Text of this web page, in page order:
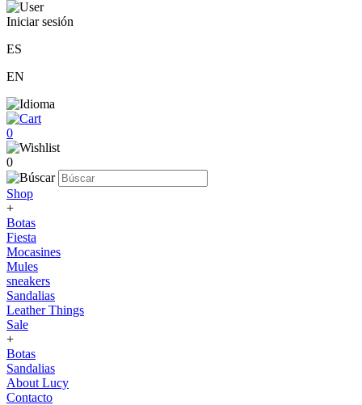
Iniciar sesión
ES
EN
0
0
Shop
+
Botas
Fiesta
Mocasines
Mules
sneakers
Sandalias
Leather Things
Sale
+
Botas
Sandalias
About Lucy
Contacto